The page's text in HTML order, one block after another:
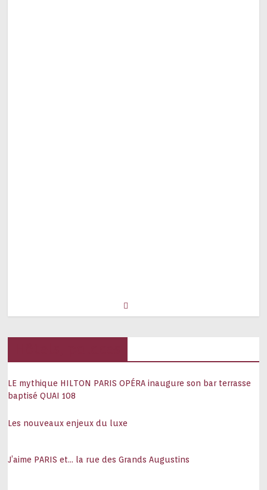
LE mythique HILTON PARIS OPÉRA inaugure son bar terrasse
baptisé QUAI 108
Les nouveaux enjeux du luxe
J’aime PARIS et… la rue des Grands Augustins